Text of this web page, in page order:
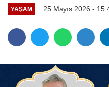
YAŞAM 25 Mayıs 2026 -